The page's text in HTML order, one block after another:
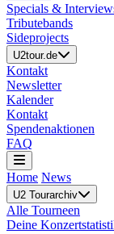
Specials &
Tributebands
Sideprojects
U2tour.de
Kontakt
Newsletter
Kalender
Kontakt
Spendenaktionen
FAQ
Home News
U2 Tourarchiv
Alle Tourneen
Deine